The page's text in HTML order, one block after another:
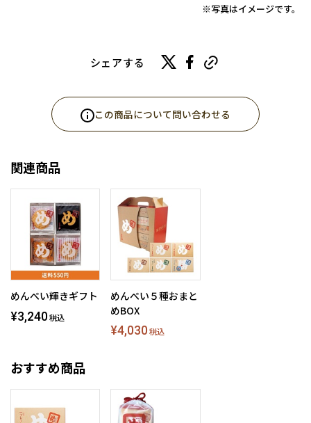
※写真はイメージです。
シェアする
この商品について問い合わせる
関連商品
めんべい輝きギフト
¥3,240 税込
めんべい５種おまと
めBOX
¥4,030 税込
おすすめ商品